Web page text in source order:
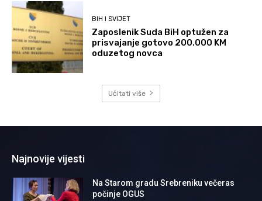
BIH I SVIJET
Zaposlenik Suda BiH optužen za
prisvajanje gotovo 200.000 KM
oduzetog novca
Učitati više
Najnovije vijesti
Na Starom gradu Srebreniku večeras
počinje OGUS